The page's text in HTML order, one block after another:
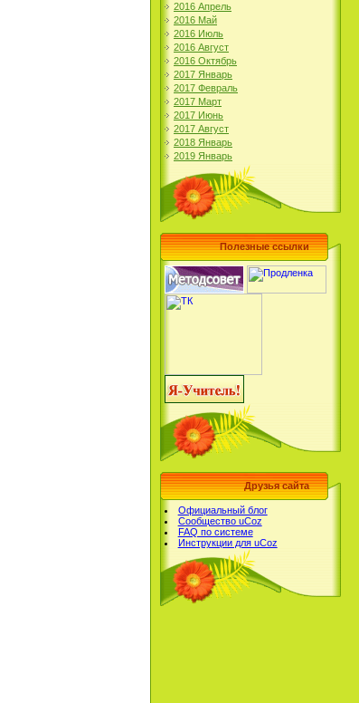
2016 Апрель
2016 Май
2016 Июль
2016 Август
2016 Октябрь
2017 Январь
2017 Февраль
2017 Март
2017 Июнь
2017 Август
2018 Январь
2019 Январь
Полезные ссылки
Друзья сайта
Официальный блог
Сообщество uCoz
FAQ по системе
Инструкции для uCoz